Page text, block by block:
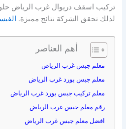
تركيب اسقف دريوال غرب الرياض
لذلك تحقق الشركة نتائج مميزة.
أهم العناصر
معلم جبس غرب الرياض
معلم جبس بورد غرب الرياض
معلم تركيب جبس بورد غرب الرياض
رقم معلم جبس غرب الرياض
افضل معلم جبس غرب الرياض